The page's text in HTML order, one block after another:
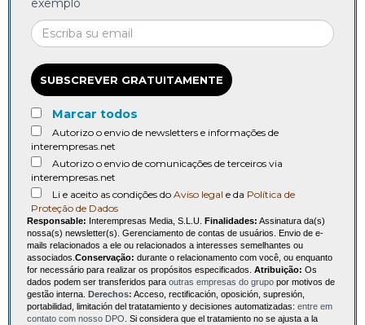
exemplo
SUBSCREVER GRATUITAMENTE
Marcar todos
Autorizo o envio de newsletters e informações de
interempresas.net
Autorizo o envio de comunicações de terceiros via
interempresas.net
Li e aceito as condições do Aviso legal e da Política de
Proteção de Dados
Responsable: Interempresas Media, S.L.U. Finalidades: Assinatura da(s)
nossa(s) newsletter(s). Gerenciamento de contas de usuários. Envio de e-
mails relacionados a ele ou relacionados a interesses semelhantes ou
associados. Conservação: durante o relacionamento com você, ou enquanto
for necessário para realizar os propósitos especificados. Atribuição: Os
dados podem ser transferidos para outras empresas do grupo por motivos de
gestão interna.
Derechos: Acceso, rectificación, oposición, supresión,
portabilidad, limitación del tratatamiento y decisiones automatizadas: entre em
contato com nosso DPO . Si considera que el tratamiento no se ajusta a la